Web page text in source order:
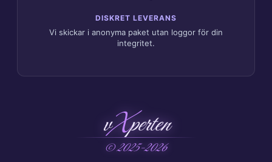
DISKRET LEVERANS
Vi skickar i anonyma paket utan loggor för din
integritet.
vXperten
© 2025-2026